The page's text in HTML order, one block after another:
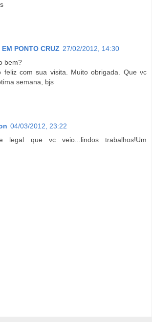
EM PONTO CRUZ 27/02/2012, 14:30
bem?
feliz com sua visita. Muito obrigada. Que vc
semana, bjs
04/03/2012, 23:22
legal que vc veio...lindos trabalhos!Um